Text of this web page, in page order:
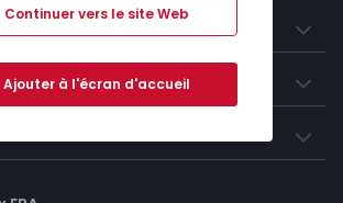
Continuer vers le site Web
Ajouter à l'écran d'accueil